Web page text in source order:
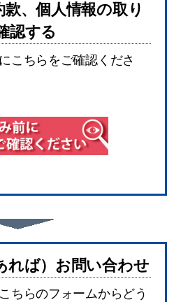
、個人情報の取り
認する
こちらをご確認くださ
れば）お問い合わせ
ちらのフォームからどう